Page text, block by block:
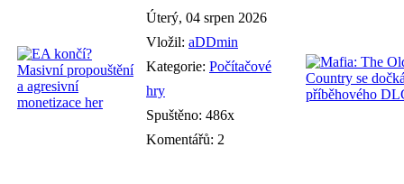
Úterý, 04 srpen 2026
Vložil: aDDmin
Kategorie: Počítačové
hry
Spuštěno: 486x
Komentářů: 2